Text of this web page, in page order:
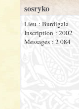
sosryko
Lieu : Burdigala
Inscription : 2002
Messages : 2 084